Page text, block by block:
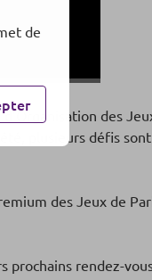
des
plusieurs défis
des Jeux de
prochains rendez-
de